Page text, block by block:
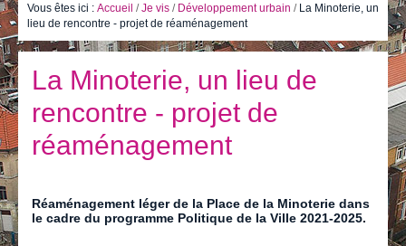
Vie politique
Je vis
Je visite
Publications
E-guichet / Prendre RDV
Vous êtes ici : Accueil /Je vis / Développement urbain / La Minoterie, un
lieu de rencontre - projet de réaménagement
La Minoterie, un lieu de
rencontre - projet de
réaménagement
Réaménagement léger de la Place de la Minoterie dans
le cadre du programme Politique de la Ville 2021-2025.